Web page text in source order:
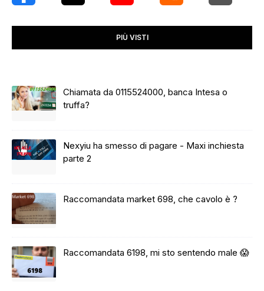
PIÙ VISTI
Chiamata da 0115524000, banca Intesa o
truffa?
Nexyiu ha smesso di pagare - Maxi inchiesta
parte 2
Raccomandata market 698, che cavolo è ?
Raccomandata 6198, mi sto sentendo male 😱